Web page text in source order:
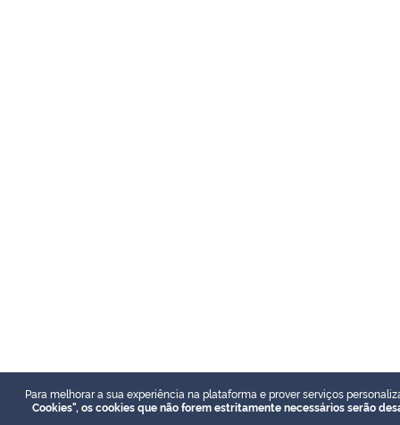
Para melhorar a sua experiência na plataforma e prover serviços
Cookies", os cookies que não forem estritamente necessários serão